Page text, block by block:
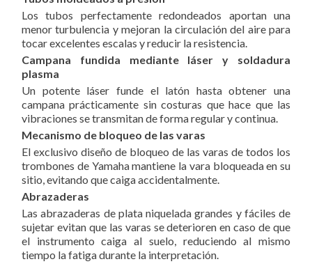
Los tubos perfectamente redondeados aportan una
menor turbulencia y mejoran la circulación del aire para
tocar excelentes escalas y reducir la resistencia.
Campana fundida mediante láser y soldadura
plasma
Un potente láser funde el latón hasta obtener una
campana prácticamente sin costuras que hace que las
vibraciones se transmitan de forma regular y continua.
Mecanismo de bloqueo de las varas
El exclusivo diseño de bloqueo de las varas de todos los
trombones de Yamaha mantiene la vara bloqueada en su
sitio, evitando que caiga accidentalmente.
Abrazaderas
Las abrazaderas de plata niquelada grandes y fáciles de
sujetar evitan que las varas se deterioren en caso de que
el instrumento caiga al suelo, reduciendo al mismo
tiempo la fatiga durante la interpretación.